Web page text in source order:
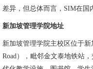
差异，但总体而言，SIM在国
新加坡管理学院地址
新加坡管理学院主校区位于新
Road），毗邻金文泰地铁站